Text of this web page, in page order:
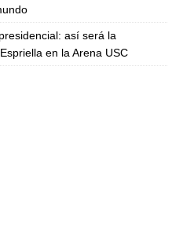
así será la
en la Arena USC